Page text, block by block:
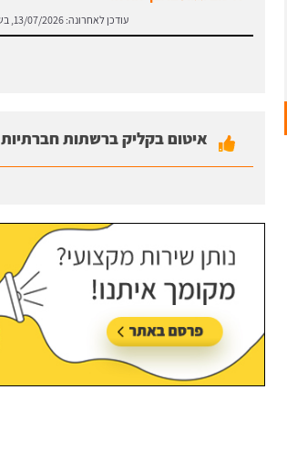
עודכן לאחרונה: 13/07/2026, בשעה 14:10
איטום בקליק ברשתות חברתיות